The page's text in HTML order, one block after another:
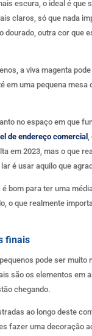
escura, o ideal é que
claros, só que nada
dourado, outra cor que
a viva magenta
em uma pequena mesa
no espaço em que
de endereço comercial ,
em 2023, mas o que
é usar aquilo que
bom para ter uma
o que realmente
finais
pode ser muito
são os elementos em
chegando.
ao longo deste
fazer uma decoração